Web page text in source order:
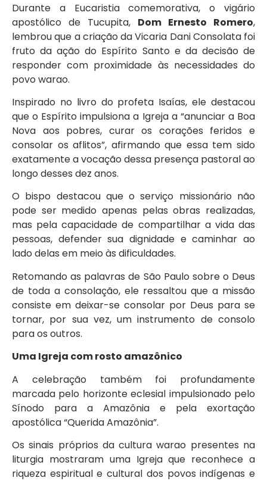
Durante a Eucaristia comemorativa, o vigário
apostólico de Tucupita, Dom Ernesto Romero,
lembrou que a criação da Vicaria Dani Consolata foi
fruto da ação do Espírito Santo e da decisão de
responder com proximidade às necessidades do
povo warao.
Inspirado no livro do profeta Isaías, ele destacou
que o Espírito impulsiona a Igreja a “anunciar a Boa
Nova aos pobres, curar os corações feridos e
consolar os aflitos”, afirmando que essa tem sido
exatamente a vocação dessa presença pastoral ao
longo desses dez anos.
O bispo destacou que o serviço missionário não
pode ser medido apenas pelas obras realizadas,
mas pela capacidade de compartilhar a vida das
pessoas, defender sua dignidade e caminhar ao
lado delas em meio às dificuldades.
Retomando as palavras de São Paulo sobre o Deus
de toda a consolação, ele ressaltou que a missão
consiste em deixar-se consolar por Deus para se
tornar, por sua vez, um instrumento de consolo
para os outros.
Uma Igreja com rosto amazônico
A celebração também foi profundamente
marcada pelo horizonte eclesial impulsionado pelo
Sínodo para a Amazônia e pela exortação
apostólica “Querida Amazônia”.
Os sinais próprios da cultura warao presentes na
liturgia mostraram uma Igreja que reconhece a
riqueza espiritual e cultural dos povos indígenas e